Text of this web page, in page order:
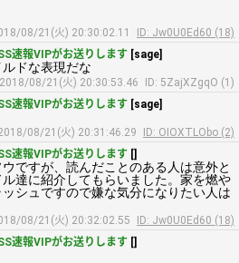
08/21(火) 20:30:02.11
ID: Jw0U0Ed60 (18)
速報VIPがお送りします [sage]
ドな表現だな
2018/08/21(火) 20:30:53.46
ID: 5ZajXZgqO (1)
速報VIPがお送りします [sage]
08/21(火) 20:31:46.29
ID: OIOXTLObo (2)
速報VIPがお送りします []
ですが、読んだことのある人は意外と
達に紹介してもらいました。家を燃や
シュですので嫌な気分になりたい人は
08/21(火) 20:32:02.55
ID: Jw0U0Ed60 (18)
速報VIPがお送りします []